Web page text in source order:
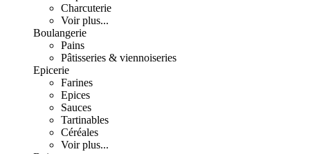
Charcuterie
Voir plus...
Boulangerie
Pains
Pâtisseries & viennoiseries
Epicerie
Farines
Epices
Sauces
Tartinables
Céréales
Voir plus...